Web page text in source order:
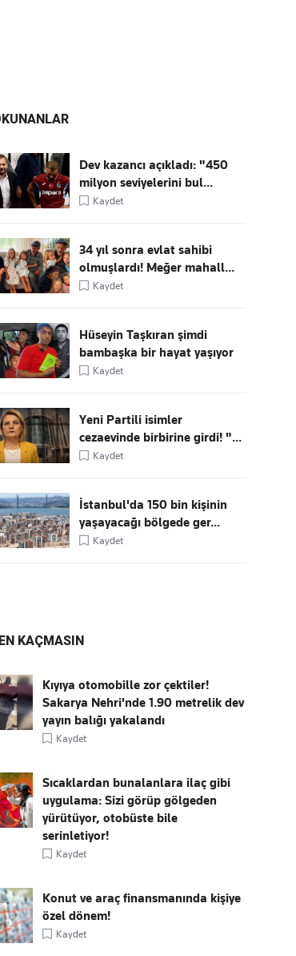
Dev kazancı açıkladı: "450
milyon seviyelerini bul...
Kaydet
34 yıl sonra evlat sahibi
olmuşlardı! Meğer mahall...
Kaydet
Hüseyin Taşkıran şimdi
bambaşka bir hayat yaşıyor
Kaydet
Yeni Partili isimler
cezaevinde birbirine girdi! "...
Kaydet
İstanbul'da 150 bin kişinin
yaşayacağı bölgede ger...
Kaydet
KAÇMASIN
Kıyıya otomobille zor çektiler!
Sakarya Nehri'nde 1.90 metrelik dev
yayın balığı yakalandı
Kaydet
Sıcaklardan bunalanlara ilaç gibi
uygulama: Sizi görüp gölgeden
yürütüyor, otobüste bile
serinletiyor!
Kaydet
Konut ve araç finansmanında kişiye
özel dönem!
Kaydet